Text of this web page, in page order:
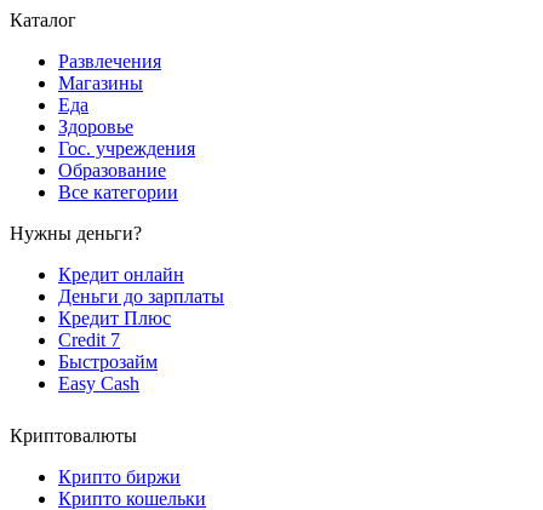
Каталог
Развлечения
Магазины
Еда
Здоровье
Гос. учреждения
Образование
Все категории
Нужны деньги?
Кредит онлайн
Деньги до зарплаты
Кредит Плюс
Credit 7
Быстрозайм
Easy Cash
Криптовалюты
Крипто биржи
Крипто кошельки